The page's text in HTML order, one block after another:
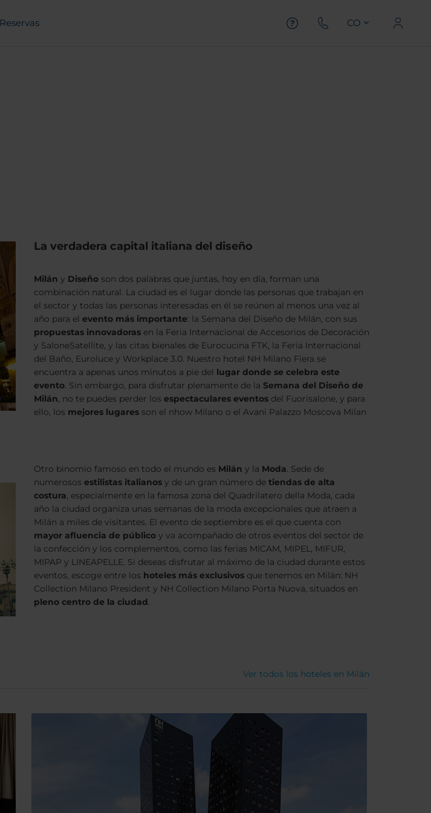
Reservas CO
La verdadera capital italiana del diseño
Milán y Diseño son dos palabras que juntas, hoy en día, forman una
combinación natural. La ciudad es el lugar donde las personas que trabajan en
el sector y todas las personas interesadas en él se reúnen al menos una vez al
año para el evento más importante: la Semana del Diseño de Milán, con sus
propuestas innovadoras en la Feria Internacional de Accesorios de Decoración
y SaloneSatellite, y las citas bienales de Eurocucina FTK, la Feria Internacional
del Baño, Euroluce y Workplace 3.0. Nuestro hotel NH Milano Fiera se
encuentra a apenas unos minutos a pie del lugar donde se celebra este
evento. Sin embargo, para disfrutar plenamente de la Semana del Diseño de
Milán, no te puedes perder los espectaculares eventos del Fuorisalone, y para
ello, los mejores lugares son el nhow Milano o el Avani Palazzo Moscova Milan
Otro binomio famoso en todo el mundo es Milán y la Moda. Sede de
numerosos estilistas italianos y de un gran número de tiendas de alta
costura, especialmente en la famosa zona del Quadrilatero della Moda, cada
año la ciudad organiza unas semanas de la moda excepcionales que atraen a
Milán a miles de visitantes. El evento de septiembre es el que cuenta con
mayor afluencia de público y va acompañado de otros eventos del sector de
la confección y los complementos, como las ferias MICAM, MIPEL, MIFUR,
MIPAP y LINEAPELLE. Si deseas disfrutar al máximo de la ciudad durante estos
eventos, escoge entre los hoteles más exclusivos que tenemos en Milán: NH
Collection Milano President y NH Collection Milano Porta Nuova, situados en
pleno centro de la ciudad.
Ver todos los hoteles en Milán